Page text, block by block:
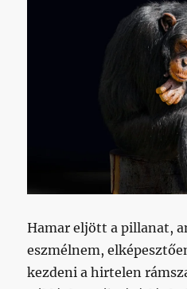
Hamar eljött a pillanat,
eszmélnem,
kezdeni a hirtelen